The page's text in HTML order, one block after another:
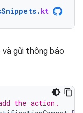
. kt
gửi thông báo
the action.